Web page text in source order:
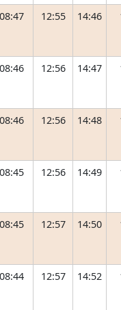
08:47 12:55 14:46
08:46 12:56 14:47
08:46 12:56 14:48
08:45 12:56 14:49
08:45 12:57 14:50
08:44 12:57 14:52